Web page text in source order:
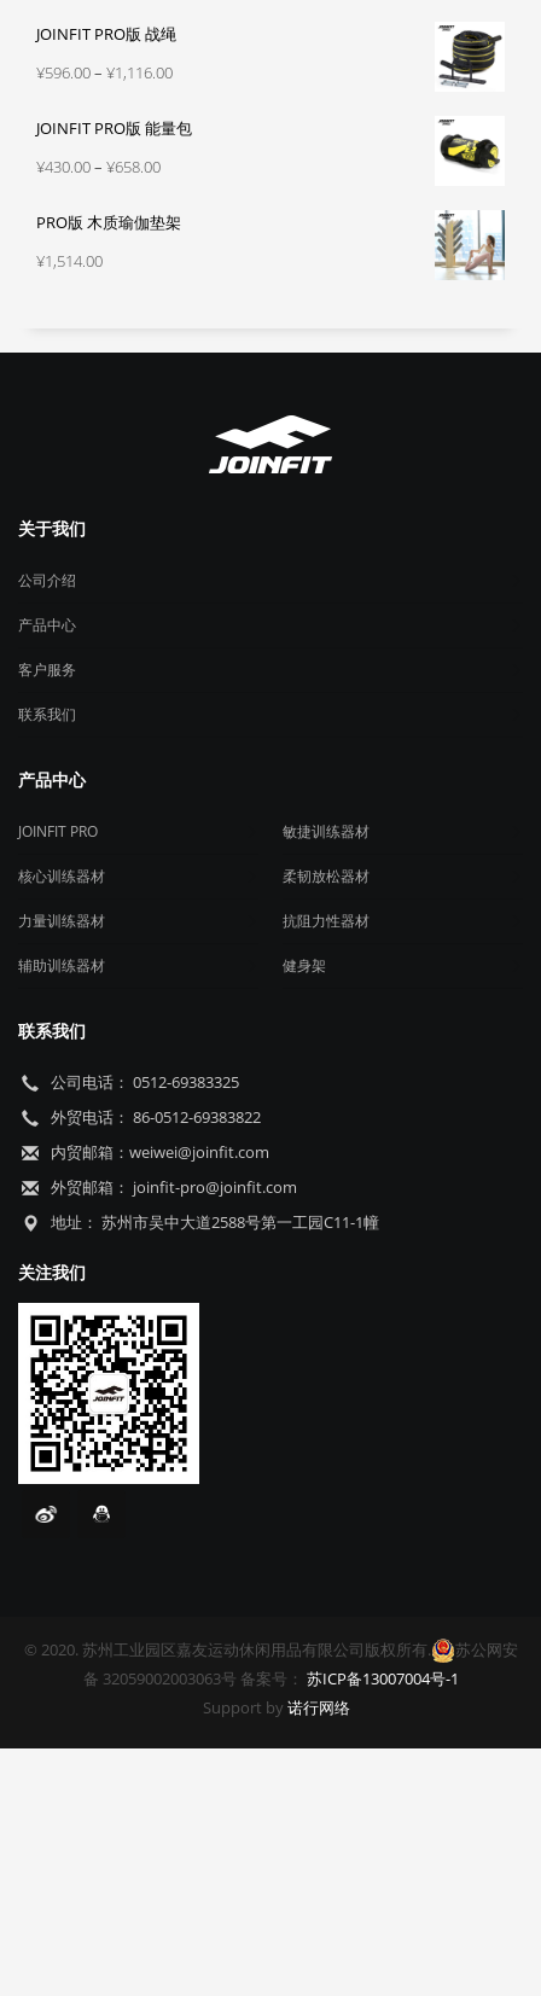
范
围：
至
JOINFIT PRO版 战绳
¥596.00– ¥1,116.00价
范
至
JOINFIT PRO版 能量包
¥430.00– ¥658.00价
范
PRO版 木质瑜伽垫架
¥1,514.00
关于我们
公司介绍
产品中心
客户服务
联系我们
产品中心
JOINFIT PRO 敏捷训练器材
核心训练器材 柔韧放松器材
力量训练器材 抗阻力性器材
辅助训练器材 健身架
联系我们
公司电话： 0512-69383325
外贸电话： 86-0512-69383822
内贸邮箱：weiwei@joinfit.com
外贸邮箱： joinfit-pro@joinfit.com
地址： 苏州市吴中大道2588号第一工园C11-1幢
关注我们
© 2020. 苏州工业园区嘉友运动休闲用品有限公司版权所有.
苏公网安
备 32059002003063号 备案号： 苏ICP备13007004号-1
Support by 诺行网络